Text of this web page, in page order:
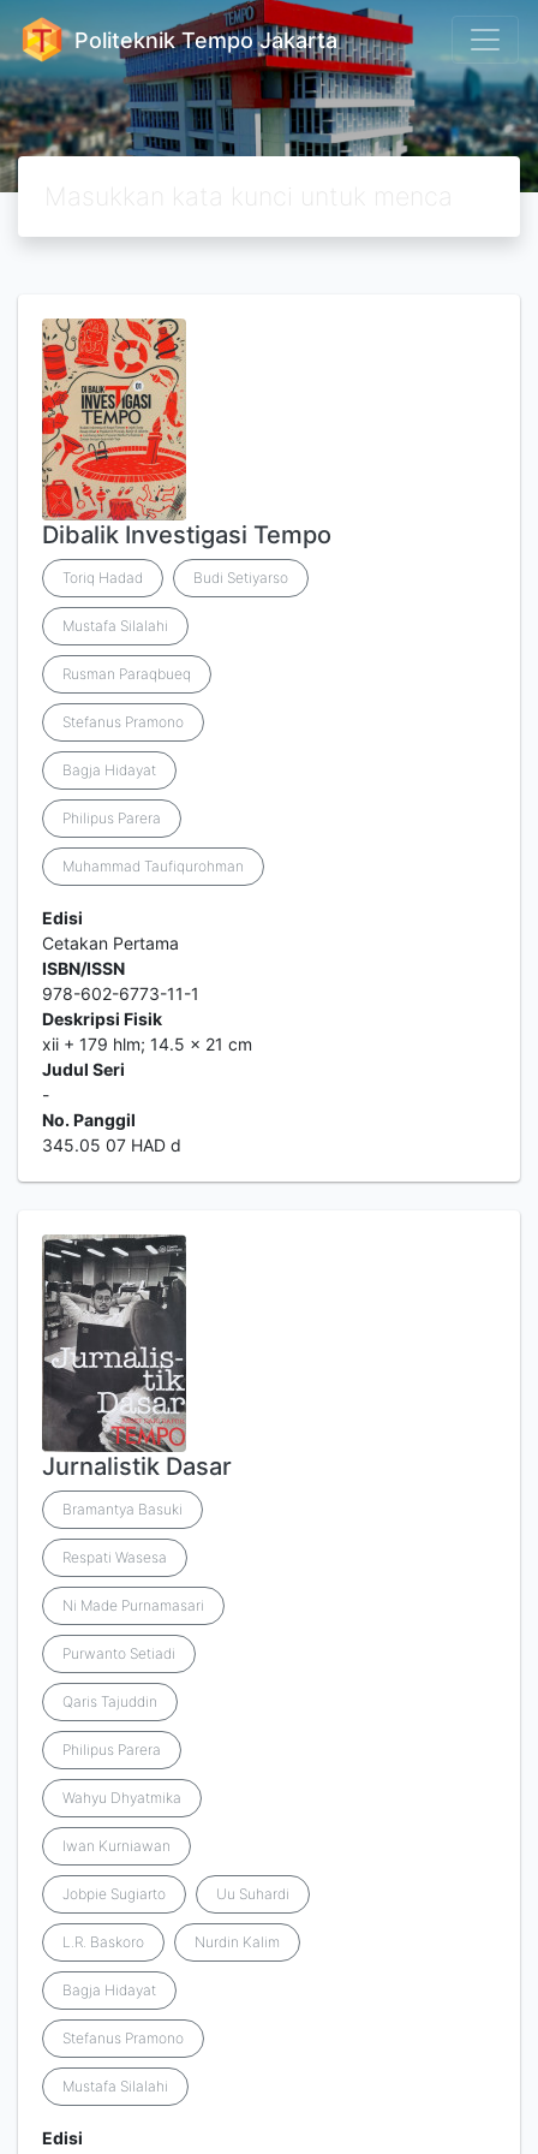
Politeknik Tempo Jakarta
Dibalik Investigasi Tempo
Toriq Hadad Budi Setiyarso
Mustafa Silalahi
Rusman Paraqbueq
Stefanus Pramono
Bagja Hidayat
Philipus Parera
Muhammad Taufiqurohman
Edisi
Cetakan Pertama
ISBN/ISSN
978-602-6773-11-1
Deskripsi Fisik
xii + 179 hlm; 14.5 x 21 cm
Judul Seri
-
No. Panggil
345.05 07 HAD d
Jurnalistik Dasar
Bramantya Basuki
Respati Wasesa
Ni Made Purnamasari
Purwanto Setiadi
Qaris Tajuddin
Philipus Parera
Wahyu Dhyatmika
Iwan Kurniawan
Jobpie Sugiarto Uu Suhardi
L.R. Baskoro Nurdin Kalim
Bagja Hidayat
Stefanus Pramono
Mustafa Silalahi
Edisi